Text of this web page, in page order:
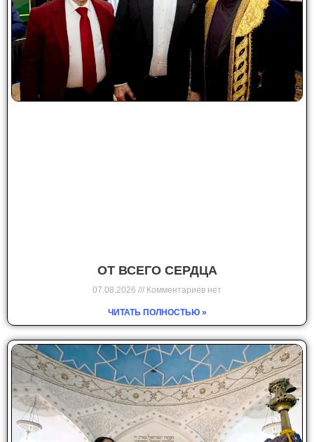
ОТ ВСЕГО СЕРДЦА
07.08.2026 Комментариев нет
ЧИТАТЬ ПОЛНОСТЬЮ »